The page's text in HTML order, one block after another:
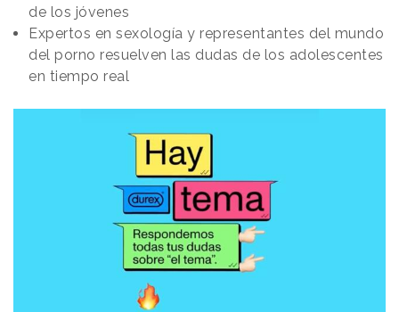
de los jóvenes
Expertos en sexología y representantes del mundo
del porno resuelven las dudas de los adolescentes
en tiempo real